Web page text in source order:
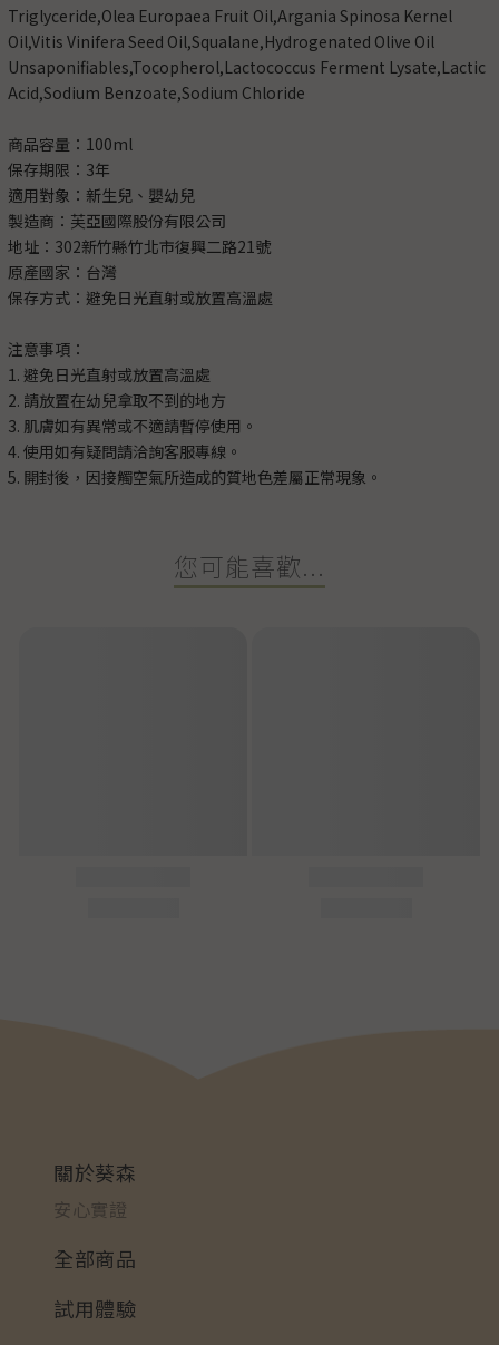
Triglyceride,Olea Europaea Fruit Oil,Argania Spinosa Kernel
Oil,Vitis Vinifera Seed Oil,Squalane,Hydrogenated Olive Oil
Unsaponifiables,Tocopherol,Lactococcus Ferment Lysate,Lactic
Acid,Sodium Benzoate,Sodium Chloride
商品容量：100ml
保存期限：3年
適用對象：新生兒、嬰幼兒
製造商：芙亞國際股份有限公司
地址：302新竹縣竹北市復興二路21號
原產國家：台灣
保存方式：避免日光直射或放置高溫處
注意事項：
1. 避免日光直射或放置高溫處
2. 請放置在幼兒拿取不到的地方
3. 肌膚如有異常或不適請暫停使用。
4. 使用如有疑問請洽詢客服專線。
5. 開封後，因接觸空氣所造成的質地色差屬正常現象。
您可能喜歡...
關於葵森
安心實證
全部商品
試用體驗